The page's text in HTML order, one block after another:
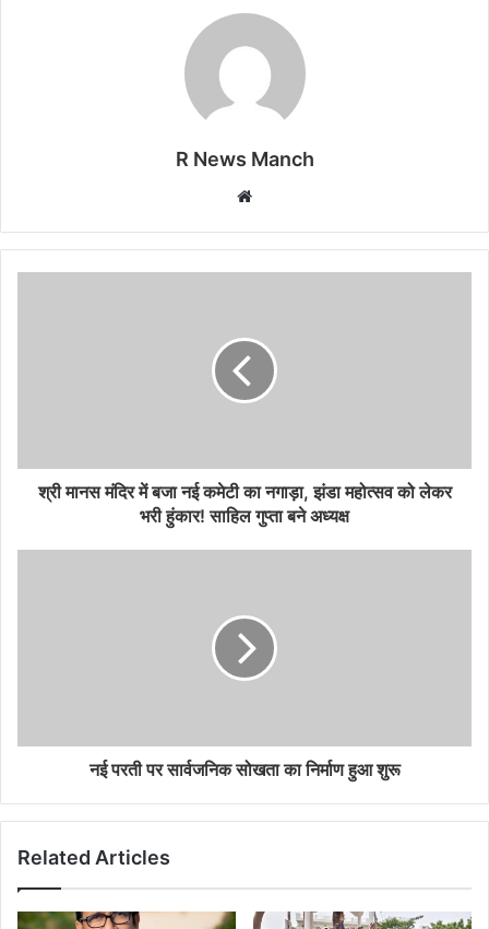
R News Manch
Website
श्री मानस मंदिर में बजा नई कमेटी का नगाड़ा, झंडा महोत्सव को लेकर
भरी हुंकार! साहिल गुप्ता बने अध्यक्ष
नई परती पर सार्वजनिक सोखता का निर्माण हुआ शुरू
Related Articles